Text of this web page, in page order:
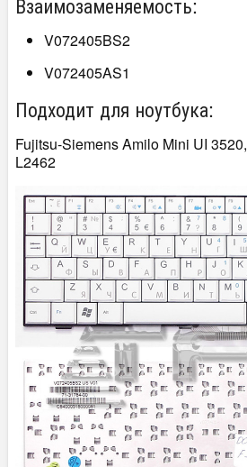
V072405BS2
V072405AS1
Подходит для ноутбука:
Fujitsu-Siemens Amilo Mini UI
L2462